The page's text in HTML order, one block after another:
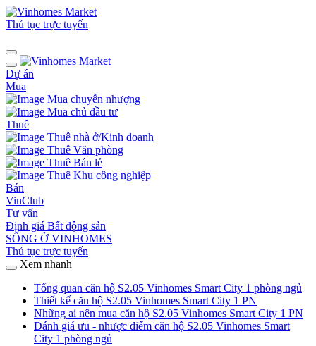
Thủ tục trực tuyến
Dự án
Mua
Mua chuyển nhượng
Mua chủ đầu tư
Thuê
Thuê nhà ở/Kinh doanh
Thuê Văn phòng
Thuê Bán lẻ
Thuê Khu công nghiệp
Bán
VinClub
Tư vấn
Định giá Bất động sản
SỐNG Ở VINHOMES
Thủ tục trực tuyến
Xem nhanh
Tổng quan căn hộ S2.05 Vinhomes Smart City 1 phòng ngủ
Thiết kế căn hộ S2.05 Vinhomes Smart City 1 PN
Những ai nên mua căn hộ S2.05 Vinhomes Smart City 1 PN
Đánh giá ưu - nhược điểm căn hộ S2.05 Vinhomes Smart
City 1 phòng ngủ